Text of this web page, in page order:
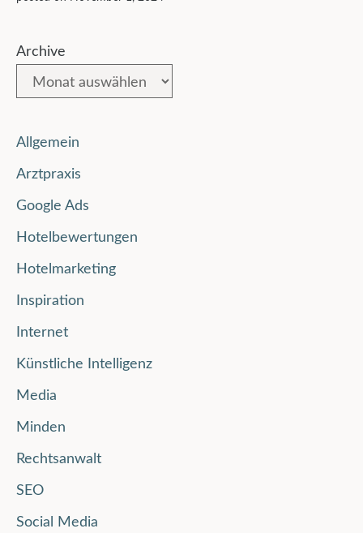
Archive
Allgemein
Arztpraxis
Google Ads
Hotelbewertungen
Hotelmarketing
Inspiration
Internet
Künstliche Intelligenz
Media
Minden
Rechtsanwalt
SEO
Social Media